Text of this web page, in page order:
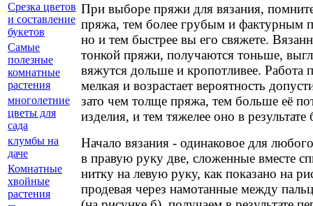
При выборе пряжи для вязания,
пряжа, тем более грубым и фактурным
но и тем быстрее вы его свяжете.
тонкой пряжи, получаются тоньше,
вяжутся дольше и кропотливее. Работа
мелкая и возрастает вероятность
зато чем толще пряжа, тем больше её
изделия, и тем тяжелее оно в результате
Начало вязания - одинаковое для
в правую руку две, сложенные вместе
нитку на левую руку, как показано на
продевая через намотанные между
Срезка цветов
и составление
букетов
Самые
полезные
комнатные
растения
многолетние
цветы для
сада
клумбы на
даче
Комнатные
хвойные
растения